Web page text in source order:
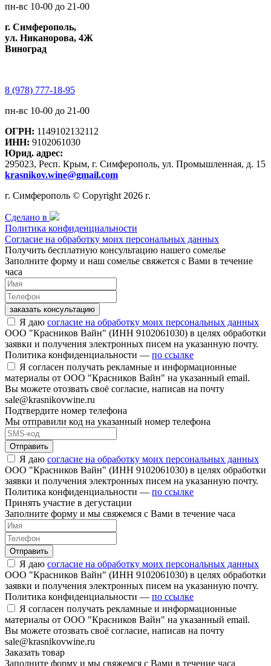
пн-вс 10-00 до 21-00
г. Симферополь,
ул. Никанорова, 4Ж
Виноград
8 (978) 777-18-95
пн-вс 10-00 до 21-00
ОГРН: 1149102132112
ИНН: 9102061030
Юрид. адрес:
295023, Респ. Крым, г. Симферополь, ул. Промышленная, д. 15
krasnikov.wine@gmail.com
г. Симферополь © Copyright 2026 г.
Сделано в
Политика конфиденциальности
Согласие на обработку моих персональных данных
Получить бесплатную консультацию нашего сомелье
Заполните форму и наш сомелье свяжется с Вами в течение
часа
заказать консультацию
Я даю согласие на обработку моих персональных данных
ООО "Красников Вайн" (ИНН 9102061030) в целях обработки
заявки и получения электронных писем на указанную почту.
Политика конфиденциальности — по ссылке
Я согласен получать рекламные и информационные
материалы от ООО "Красников Вайн" на указанный email.
Вы можете отозвать своё согласие, написав на почту
sale@krasnikovwine.ru
Подтвердите номер телефона
Мы отправили код на указанный номер телефона
Отправить
Я даю согласие на обработку моих персональных данных
ООО "Красников Вайн" (ИНН 9102061030) в целях обработки
заявки и получения электронных писем на указанную почту.
Политика конфиденциальности — по ссылке
Принять участие в дегустации
Заполните форму и мы свяжемся с Вами в течение часа
Отправить
Я даю согласие на обработку моих персональных данных
ООО "Красников Вайн" (ИНН 9102061030) в целях обработки
заявки и получения электронных писем на указанную почту.
Политика конфиденциальности — по ссылке
Я согласен получать рекламные и информационные
материалы от ООО "Красников Вайн" на указанный email.
Вы можете отозвать своё согласие, написав на почту
sale@krasnikovwine.ru
Заказать товар
Заполните форму и мы свяжемся с Вами в течение часа